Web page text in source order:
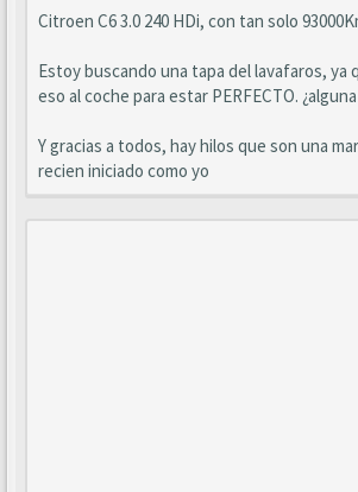
Citroen C6 3.0 240 HDi, con tan solo
Estoy buscando una tapa del lavafaros, ya
eso al coche para estar PERFECTO.
Y gracias a todos, hay hilos que son una
recien iniciado como yo